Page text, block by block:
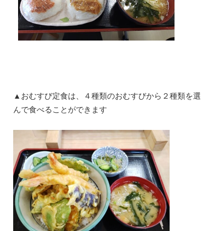
▲おむすび定食は、４種類のおむすびから２種類を選
んで食べることができます